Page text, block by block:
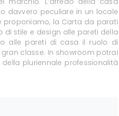
davvero peculiare in un locale
proponiamo, la Carta da parati
di stile e design alle pareti della
alle pareti di casa il ruolo di
classe. In showroom potrai
pluriennale professionalità